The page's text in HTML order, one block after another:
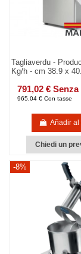
Tagliaverdu -
Kg/h - cm 38.9 x
791,02 €
965,04 € Con tasse
Añadir al
Chiedi un
-8%